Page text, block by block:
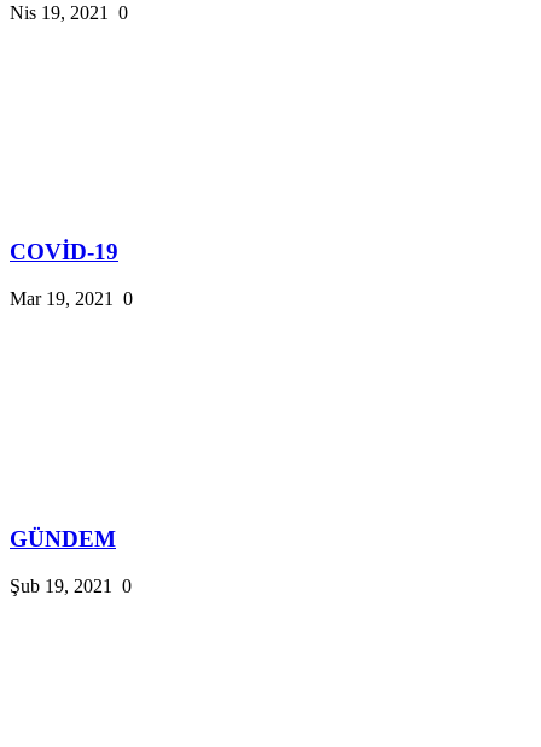
Nis 19, 2021 0
COVİD-19
Mar 19, 2021 0
GÜNDEM
Şub 19, 2021 0